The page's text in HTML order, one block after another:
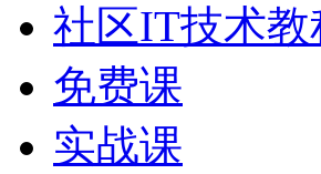
社区IT技术
免费课
实战课